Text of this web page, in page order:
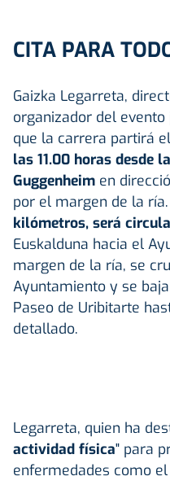
CITA PARA
Gaizka Legarreta,
organizador del
que la carrera partirá el
las 11.00 horas desde
Guggenheim en
por el margen de la ría.
kilómetros, será
Euskalduna hacia el
margen de la ría, se
Ayuntamiento y se
Paseo de Uribitarte
detallado.
Legarreta, quien ha
actividad física" para
enfermedades como